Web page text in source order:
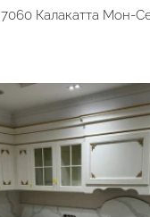
7060 Калакатта Мон-